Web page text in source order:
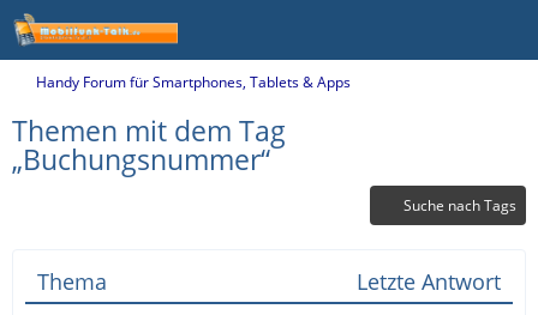
Handy Forum für Smartphones, Tablets & Apps
Themen mit dem Tag
„Buchungsnummer“
Suche nach Tags
Thema Letzte Antwort